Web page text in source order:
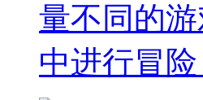
量不同的
中进行冒